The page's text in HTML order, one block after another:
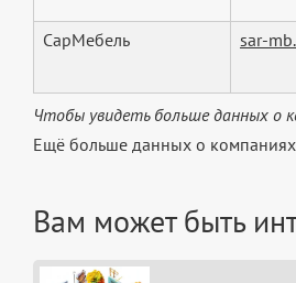
СарМебель sar-
Чтобы увидеть больше данных о
Ещё больше данных о
Вам может быть